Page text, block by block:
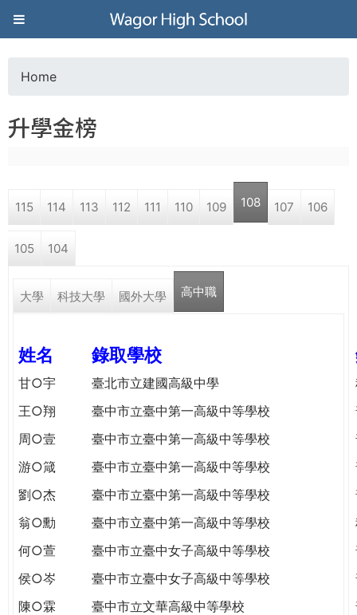
Jump to navigation
葳
格
高
學
格。
o
a
r
e
e
r
e
Home
升學金榜
115 114 113 112 111 110 109 108 107 106
105 104
大學 科技大學 國外大學 高中職
姓名 錄取學校
甘○宇 臺北市立建國高級中學
王○翔
臺中市立臺中第一高級中等學校
周○壹
臺中市立臺中第一高級中等學校
游○箴
臺中市立臺中第一高級中等學校
劉○杰
臺中市立臺中第一高級中等學校
翁○勳
臺中市立臺中第一高級中等學校
何○萱
臺中市立臺中女子高級中等學校
侯○岑
臺中市立臺中女子高級中等學校
陳○霖
臺中市立文華高級中等學校